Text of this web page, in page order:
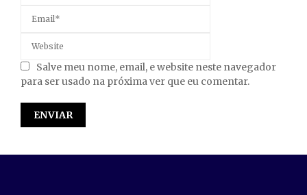
Salve meu nome, email, e website neste navegador
para ser usado na próxima ver que eu comentar.